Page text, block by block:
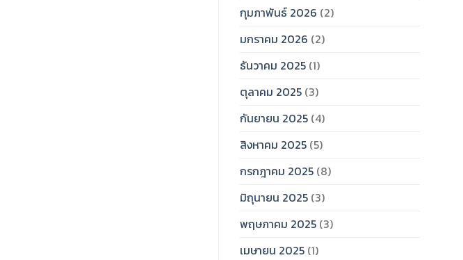
กุมภาพันธ์ 2026 (2)
มกราคม 2026 (2)
ธันวาคม 2025 (1)
ตุลาคม 2025 (3)
กันยายน 2025 (4)
สิงหาคม 2025 (5)
กรกฎาคม 2025 (8)
มิถุนายน 2025 (3)
พฤษภาคม 2025 (3)
เมษายน 2025 (1)